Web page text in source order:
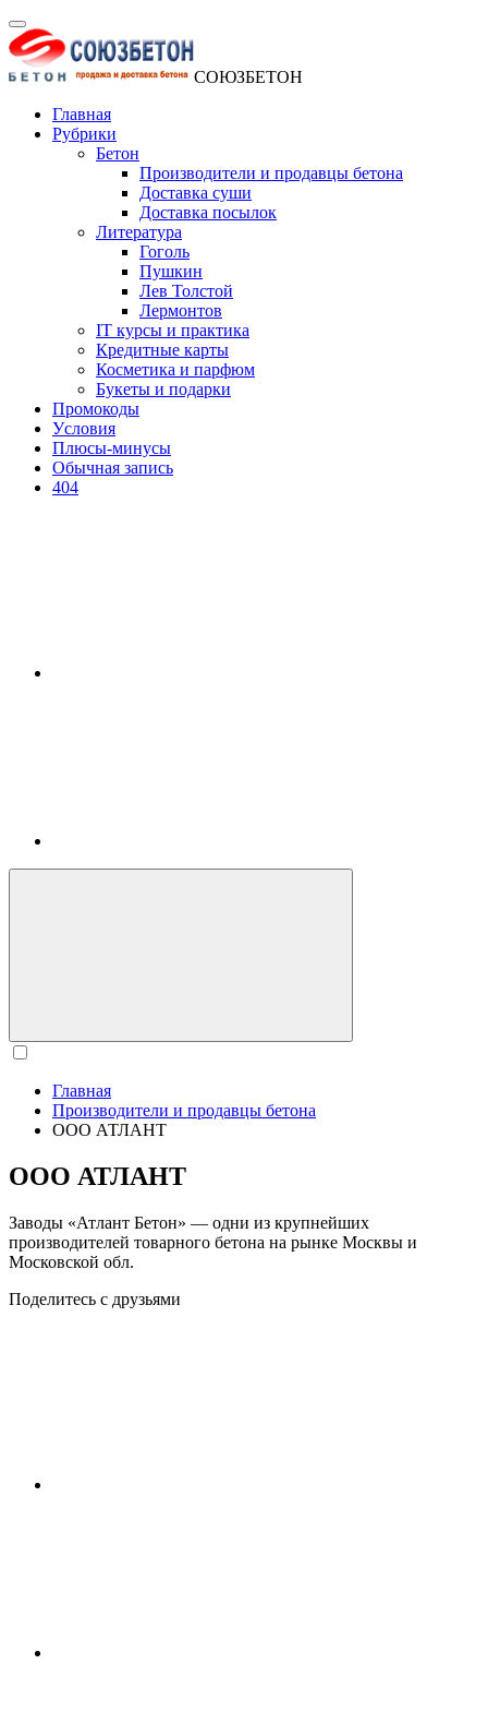
СОЮЗБЕТОН
Главная
Рубрики
Бетон
Производители и продавцы бетона
Доставка суши
Доставка посылок
Литература
Гоголь
Пушкин
Лев Толстой
Лермонтов
IT курсы и практика
Кредитные карты
Косметика и парфюм
Букеты и подарки
Промокоды
Уcловия
Плюсы-минусы
Обычная запись
404
Главная
Производители и продавцы бетона
ООО АТЛАНТ
ООО АТЛАНТ
Заводы «Атлант Бетон» — одни из крупнейших
производителей товарного бетона на рынке Москвы и
Московской обл.
Поделитесь с друзьями